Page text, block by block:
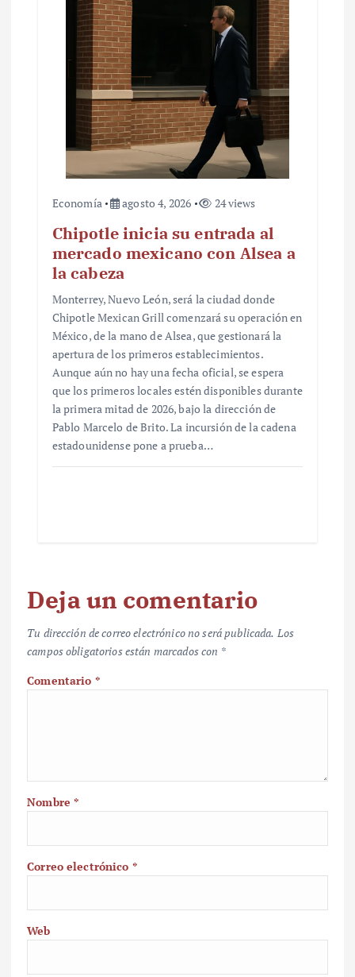
Economía agosto 4, 2026 24 views
Chipotle inicia su entrada al
mercado mexicano con Alsea a
la cabeza
Monterrey, Nuevo León, será la ciudad donde
Chipotle Mexican Grill comenzará su operación en
México, de la mano de Alsea, que gestionará la
apertura de los primeros establecimientos.
Aunque aún no hay una fecha oficial, se espera
que los primeros locales estén disponibles durante
la primera mitad de 2026, bajo la dirección de
Pablo Marcelo de Brito. La incursión de la cadena
estadounidense pone a prueba…
Deja un comentario
Tu dirección de correo electrónico no será publicada. Los
campos obligatorios están marcados con *
Comentario *
Nombre*
Correo electrónico *
Web